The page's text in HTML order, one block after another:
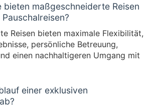
bieten maßgeschneiderte Reisen
Reisen bieten maximale Flexibilität,
persönliche Betreuung,
einen nachhaltigeren Umgang mit
einer exklusiven